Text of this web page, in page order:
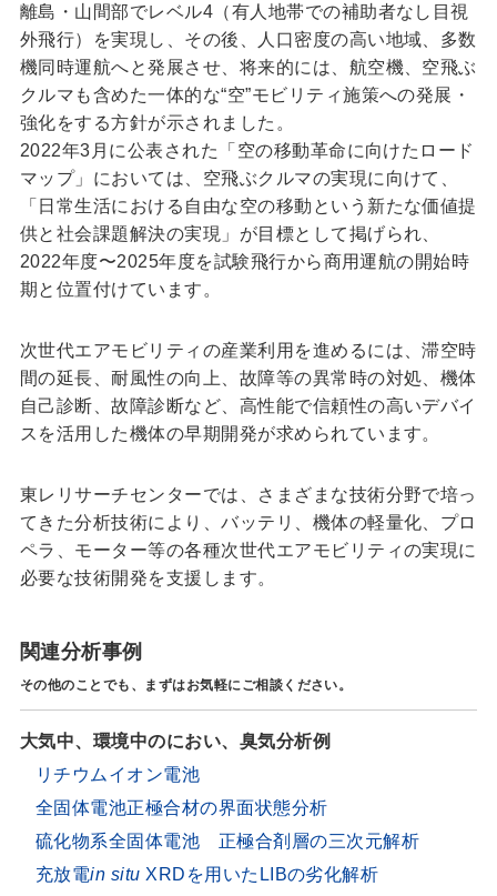
離島・山間部でレベル4（有人地帯での補助者なし目視
外飛行）を実現し、その後、人口密度の高い地域、多数
機同時運航へと発展させ、将来的には、航空機、空飛ぶ
クルマも含めた一体的な“空”モビリティ施策への発展・
強化をする方針が示されました。
2022年3月に公表された「空の移動革命に向けたロード
マップ」においては、空飛ぶクルマの実現に向けて、
「日常生活における自由な空の移動という新たな価値提
供と社会課題解決の実現」が目標として掲げられ、
2022年度〜2025年度を試験飛行から商用運航の開始時
期と位置付けています。
次世代エアモビリティの産業利用を進めるには、滞空時
間の延長、耐風性の向上、故障等の異常時の対処、機体
自己診断、故障診断など、高性能で信頼性の高いデバイ
スを活用した機体の早期開発が求められています。
東レリサーチセンターでは、さまざまな技術分野で培っ
てきた分析技術により、バッテリ、機体の軽量化、プロ
ペラ、モーター等の各種次世代エアモビリティの実現に
必要な技術開発を支援します。
関連分析事例
その他のことでも、まずはお気軽にご相談ください。
大気中、環境中のにおい、臭気分析例
リチウムイオン電池
全固体電池正極合材の界面状態分析
硫化物系全固体電池 正極合剤層の三次元解析
充放電in situ XRDを用いたLIBの劣化解析